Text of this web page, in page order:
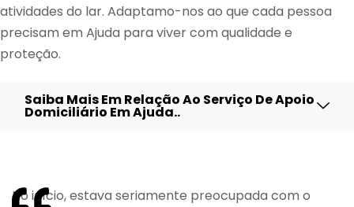
atividades do lar. Adaptamo-nos ao que cada pessoa
precisam em Ajuda para viver com qualidade e
proteção.
Saiba Mais Em Relação Ao Serviço De Apoio
Domiciliário Em Ajuda..
No início, estava seriamente preocupada com o